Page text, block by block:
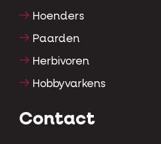
Hoenders
Paarden
Herbivoren
Hobbyvarkens
Contact